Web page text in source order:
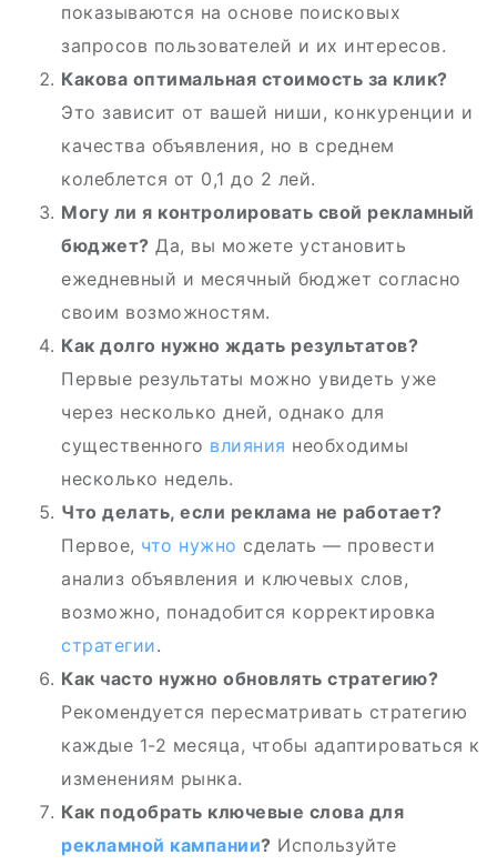
показываются на основе поисковых
запросов пользователей и их интересов.
Какова оптимальная стоимость за клик?
Это зависит от вашей ниши, конкуренции и
качества объявления, но в среднем
колеблется от 0,1 до 2 лей.
Могу ли я контролировать свой рекламный
бюджет? Да, вы можете установить
ежедневный и месячный бюджет согласно
своим возможностям.
Как долго нужно ждать результатов?
Первые результаты можно увидеть уже
через несколько дней, однако для
существенного влияния необходимы
несколько недель.
Что делать, если реклама не работает?
Первое, что нужно сделать — провести
анализ объявления и ключевых слов,
возможно, понадобится корректировка
стратегии.
Как часто нужно обновлять стратегию?
Рекомендуется пересматривать стратегию
каждые 1-2 месяца, чтобы адаптироваться к
изменениям рынка.
Как подобрать ключевые слова для
рекламной кампании? Используйте